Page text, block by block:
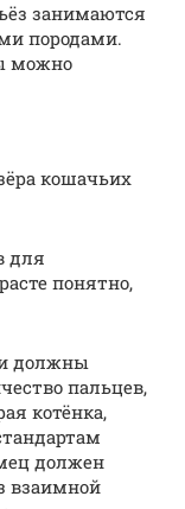
занимаются
породами.
можно
кошачьих
для
понятно,
должны
пальцев,
котёнка,
должен
взаимной